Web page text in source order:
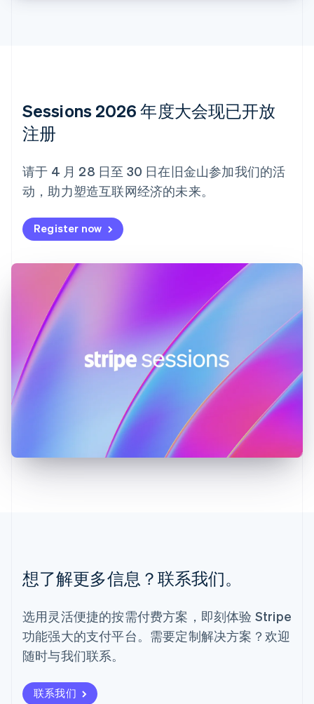
Sessions 2026 年度大会现已开放
注册
请于 4 月 28 日至 30 日在旧金山参加我们的活
动，助力塑造互联网经济的未来。
Register now
想了解更多信息？联系我们。
选用灵活便捷的按需付费方案，即刻体验 Stripe
功能强大的支付平台。需要定制解决方案？欢迎
随时与我们联系。
联系我们
法国
FrançaisEnglish
芬兰
荷兰
NederlandsEnglish
加拿大
捷克
English
EnglishItaliano
拉脱维亚
English
立陶宛
English
列支敦士登
Deutsch
English
English简体中文
PortuguêsEnglish
日本
瑞典
SvenskaEnglish
瑞士
DeutschFrançaisItaliano
English